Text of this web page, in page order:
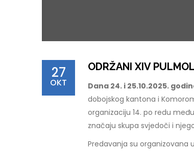
27
OKT
ODRŽANI XIV
Dana 24. i 25.10.2025.
dobojskog kantona i
organizaciju 14. po redu
značaju skupa svjedoči i
Predavanja su organizovana